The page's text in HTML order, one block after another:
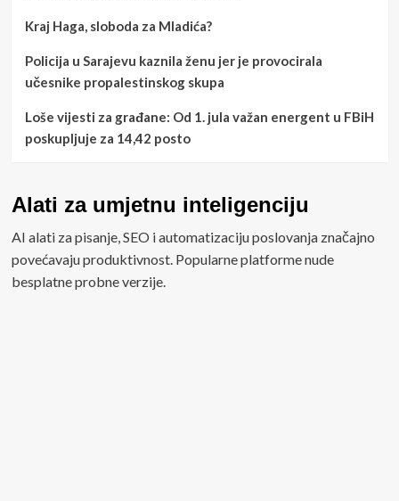
Kraj Haga, sloboda za Mladića?
Policija u Sarajevu kaznila ženu jer je provocirala
učesnike propalestinskog skupa
Loše vijesti za građane: Od 1. jula važan energent u FBiH
poskupljuje za 14,42 posto
Alati za umjetnu inteligenciju
AI alati za pisanje, SEO i automatizaciju poslovanja značajno
povećavaju produktivnost. Popularne platforme nude
besplatne probne verzije.